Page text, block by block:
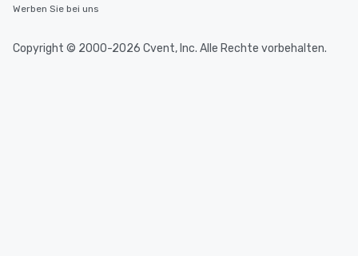
Werben Sie bei uns
Copyright © 2000-2026 Cvent, Inc. Alle Rechte vorbehalten.